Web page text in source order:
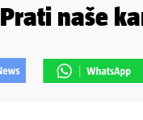
Prati naše